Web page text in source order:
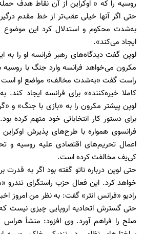
روسیه را که « اوکراین از آن نقاط هدف
حتی اگر آنها خیلی عقب‌تر از خط مقدم
به‌شدت محکوم و استدلال کرد این
ایجاد می‌کند».
لوپن گفت دیدگاه‌های رهبر فرانسه او را به
مکرون می‌خواهد فرانسه وارد جنگ با
راست گفت «به‌شدت مخالف» مواضع او
کاملا خیره‌کننده» برای فرانسه ایجاد کند.
لوپن پیشتر مکرون را به «بازی با جنگ» و
برای دستور کار انتخاباتی خود متهم کرده
فرانسوی همواره با طرح‌های پذیرش اوکراین
اعمال تحریم‌های اقتصادی علیه روسیه و
کی‌یف مخالفت کرده است.
حتی لوپن درباره ناتو گفته بود اگر به قدرت
خواهد کرد. این فعال حزب راستگرای تندرو
رادیو «فرانس انتر» گفت: به نظر من امروز
حتی گسترش اتحادیه اروپایی چیزی نیست که
صلح را فراهم آورد. وی افزود: منشأ هراس